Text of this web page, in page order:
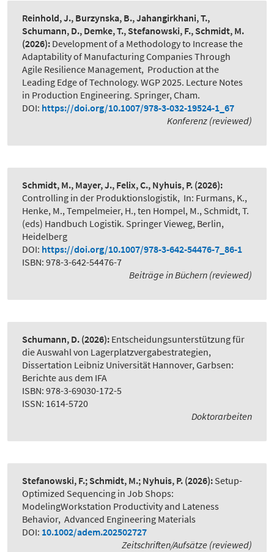
Reinhold, J., Burzynska, B., Jahangirkhani, T.,
Schumann, D., Demke, T., Stefanowski, F., Schmidt, M.
(2026): Development of a Methodology to Increase the
Adaptability of Manufacturing Companies Through
Agile Resilience Management, Production at the
Leading Edge of Technology. WGP 2025. Lecture Notes
in Production Engineering. Springer, Cham.
DOI: https://doi.org/10.1007/978-3-032-19524-1_67
Konferenz (reviewed)
Schmidt, M., Mayer, J., Felix, C., Nyhuis, P. (2026):
Controlling in der Produktionslogistik, In: Furmans, K.,
Henke, M., Tempelmeier, H., ten Hompel, M., Schmidt, T.
(eds) Handbuch Logistik. Springer Vieweg, Berlin,
Heidelberg
DOI: https://doi.org/10.1007/978-3-642-54476-7_86-1
ISBN: 978-3-642-54476-7
Beiträge in Büchern (reviewed)
Schumann, D. (2026): Entscheidungsunterstützung für
die Auswahl von Lagerplatzvergabestrategien,
Dissertation Leibniz Universität Hannover, Garbsen:
Berichte aus dem IFA
ISBN: 978-3-69030-172-5
ISSN: 1614-5720
Doktorarbeiten
Stefanowski, F.; Schmidt, M.; Nyhuis, P. (2026): Setup-
Optimized Sequencing in Job Shops:
ModelingWorkstation Productivity and Lateness
Behavior, Advanced Engineering Materials
DOI: 10.1002/adem.202502727
Zeitschriften/Aufsätze (reviewed)